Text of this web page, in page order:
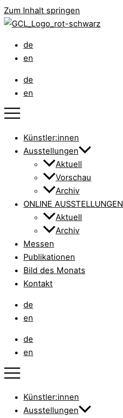
Zum Inhalt springen
de
en
de
en
Künstler:innen
Ausstellungen
Aktuell
Vorschau
Archiv
ONLINE AUSSTELLUNGEN
Aktuell
Archiv
Messen
Publikationen
Bild des Monats
Kontakt
de
en
de
en
Künstler:innen
Ausstellungen